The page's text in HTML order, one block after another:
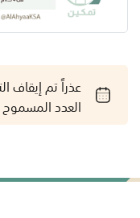
عذراً تم إيقاف
العدد المسموح